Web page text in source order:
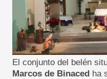
El conjunto del belén
Marcos de Binaced ha